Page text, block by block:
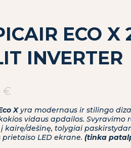
ECO X
INVERTER
€
Xyra modernaus ir stilingo
vidaus apdailos. Svyravimo
kairę/dešinę, tolygiai
LED ekrane. (tinka